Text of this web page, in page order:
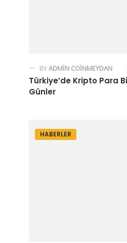
BYADMIN COINMEYDAN
Türkiye’de Kripto Para
Günler
HABERLER